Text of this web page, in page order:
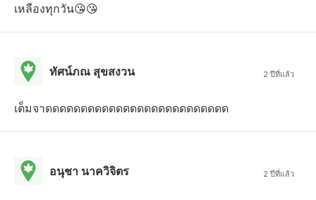
เหลืองทุกวัน😘😘
ทัศน์ภณ สุขสงวน 2 ปีที่แล้ว
เต็มจาดดดดดดดดดดดดดดดดดดดดดดดดดด
อนุชา นาควิจิตร 2 ปีที่แล้ว